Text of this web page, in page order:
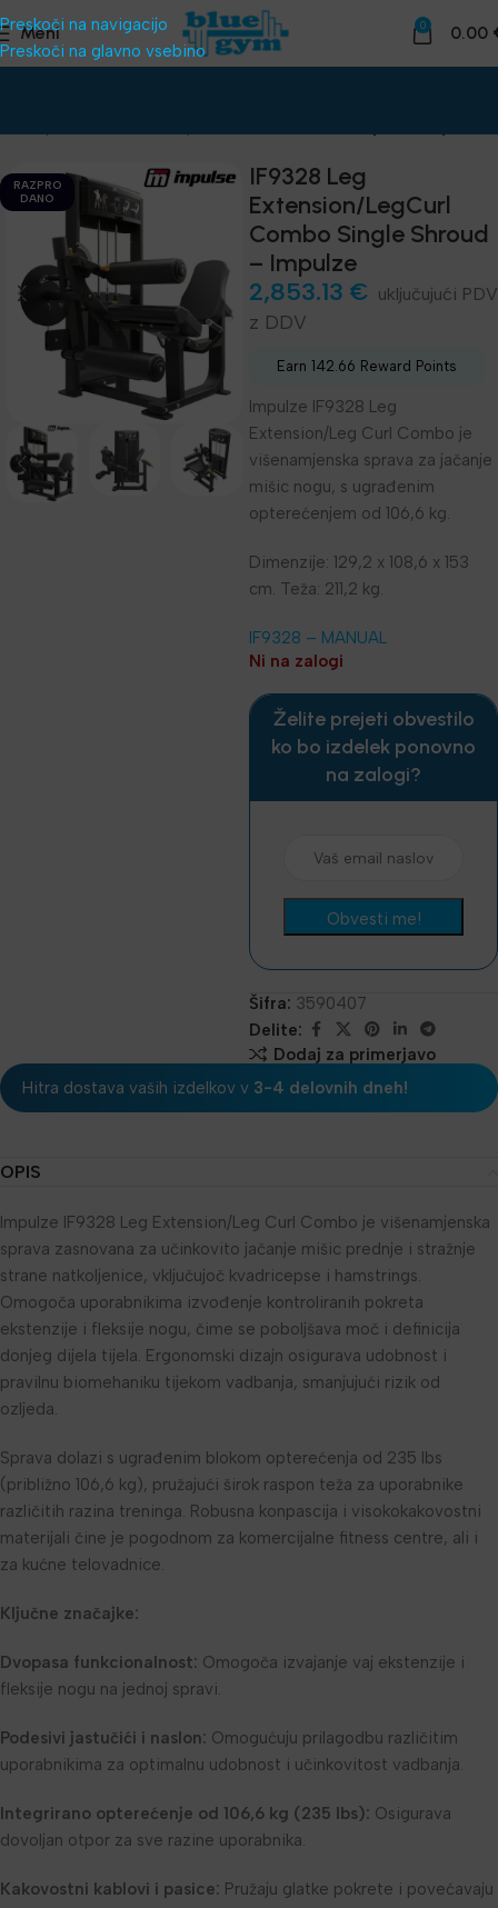
Preskoči na navigacijo
Preskoči na glavno vsebino
Meni 0 0.00
RAZPRO
DANO
IF9328 Leg
Extension/LegCurl
Combo Single Shroud
– Impulze
2,853.13 €
z DDV
Earn 142.66 Reward Points
Impulze IF9328 Leg
Extension/Leg Curl Combo je
višenamjenska sprava za jačanje
mišic nogu, s ugrađenim
opterećenjem od 106,6 kg.
Dimenzije: 129,2 x 108,6 x 153
cm. Teža: 211,2 kg.
IF9328 – MANUAL
Ni na zalogi
Želite prejeti obvestilo
ko bo izdelek ponovno
na zalogi?
Šifra: 3590407
Delite:
Dodaj za primerjavo
Hitra dostava vaših izdelkov v 3-4 delovnih dneh!
OPIS
Impulze IF9328 Leg Extension/Leg Curl Combo je višenamjenska
sprava zasnovana za učinkovito jačanje mišic prednje i stražnje
strane natkoljenice, vključujoč kvadricepse i hamstrings.
Omogoča uporabnikima izvođenje kontroliranih pokreta
ekstenzije i fleksije nogu, čime se poboljšava moč i definicija
donjeg dijela tijela. Ergonomski dizajn osigurava udobnost i
pravilnu biomehaniku tijekom vadbanja, smanjujući rizik od
ozljeda.
Sprava dolazi s ugrađenim blokom opterećenja od 235 lbs
(približno 106,6 kg), pružajući širok raspon teža za uporabnike
različitih razina treninga. Robusna konpascija i visokokakovostni
materijali čine je pogodnom za komercijalne fitness centre, ali i
za kućne telovadnice.
Ključne značajke:
Dvopasa funkcionalnost: Omogoča izvajanje vaj ekstenzije i
fleksije nogu na jednoj spravi.
Podesivi jastučići i naslon: Omogućuju prilagodbu različitim
uporabnikima za optimalnu udobnost i učinkovitost vadbanja.
Integrirano opterećenje od 106,6 kg (235 lbs): Osigurava
dovoljan otpor za sve razine uporabnika.
Kakovostni kablovi i pasice: Pružaju glatke pokrete i povećavaju